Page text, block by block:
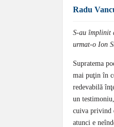
Radu
S-au împlinit
urmat-o Ion
Supratema
mai puţin în
redevabilă
un
cuiva privind
atunci e